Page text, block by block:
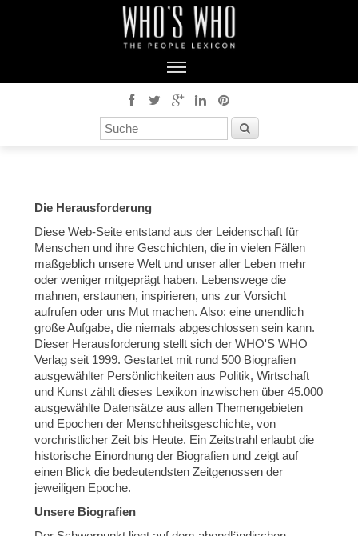
Die Herausforderung
Diese Web-Seite entstand aus der Leidenschaft für
Menschen und ihre Geschichten, die in vielen Fällen
maßgeblich unsere Welt und unser aller Leben mehr
oder weniger mitgeprägt haben. Lebenswege die
mahnen, erstaunen, inspirieren, uns zur Vorsicht
aufrufen oder uns Mut machen. Also: eine unendlich
große Aufgabe, die niemals abgeschlossen sein kann.
Dieser Herausforderung stellt sich der WHO'S WHO
Verlag seit 1999. Gestartet mit rund 500 Biografien
ausgewählter Persönlichkeiten aus Politik, Wirtschaft
und Kunst zählt dieses Lexikon inzwischen über 45.000
ausgewählte Datensätze aus allen Themengebieten
und Epochen der Menschheitsgeschichte, von
vorchristlicher Zeit bis Heute. Ein Zeitstrahl erlaubt die
historische Einordnung der Biografien und zeigt auf
einen Blick die bedeutendsten Zeitgenossen der
jeweiligen Epoche.
Unsere Biografien